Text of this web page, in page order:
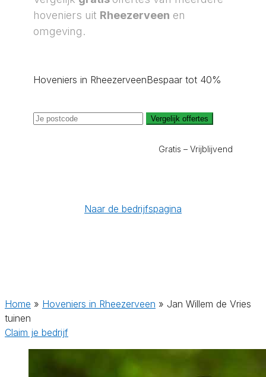
hoveniers uit Rheezerveen en
omgeving.
Hoveniers in RheezerveenBespaar tot 40%
Vergelijk offertes
Gratis – Vrijblijvend
Naar de bedrijfspagina
Home » Hoveniers in Rheezerveen » Jan Willem de Vries
tuinen
Claim je bedrijf